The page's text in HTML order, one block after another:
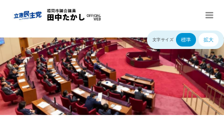
文字サイズ 標準 拡大